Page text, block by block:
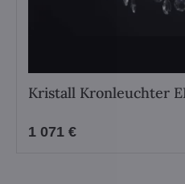
Kristall Kronleuchter
1 071 €